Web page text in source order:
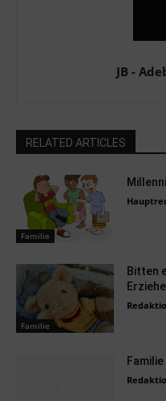
JB -
RELATED ARTICLES
Familie
Familie
Bitten